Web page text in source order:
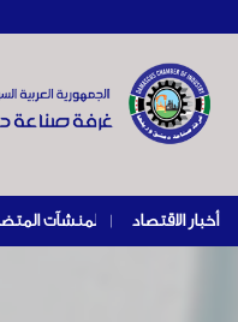
أخبار الاقتصاد |